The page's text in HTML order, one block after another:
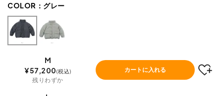
COLOR： グレー
M
¥57,200 税込
残りわずか
カートに入れる